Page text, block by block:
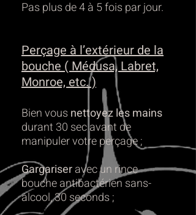
Pas plus de 4 à 5 fois par jour.
Perçage à l’extérieur de la
bouche ( Médusa, Labret,
Monroe, etc. )
Bien vous nettoyez les mains
durant 30 sec avant de
manipuler votre perçage ;
Gargariseravec un rince
bouche antibactérien sans-
alcool, 30 seconds ;